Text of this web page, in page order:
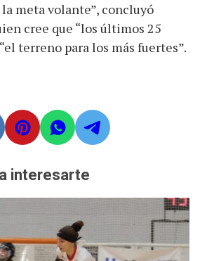
meta volante”, concluyó
cree que “los últimos 25
terreno para los más fuertes”.
interesarte